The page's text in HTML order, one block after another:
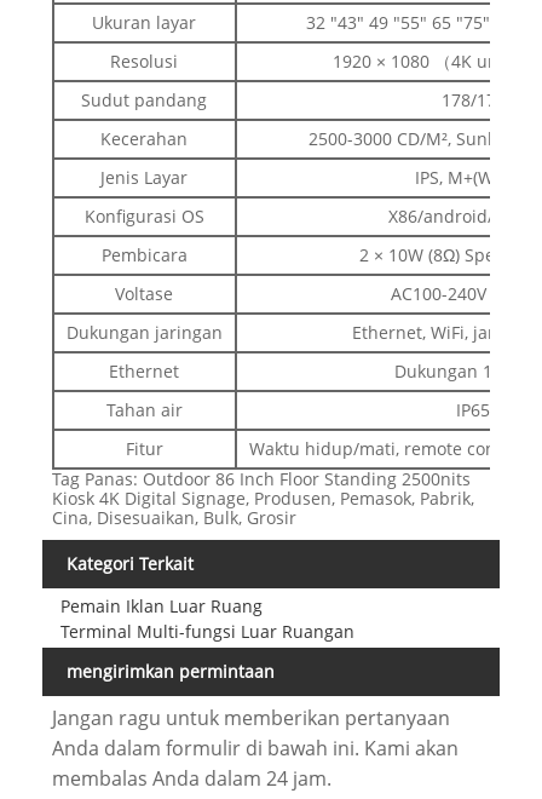
Ukuran layar
32 "43" 49 "55" 65 "75" 86
Resolusi
1920 × 1080 （4K untuk
Sudut pandang
178/178
Kecerahan
2500-3000 CD/M², Sunlight
Jenis Layar
IPS, M+(WRGB)
Konfigurasi OS
X86/android/
Pembicara
2 × 10W (8Ω) Speaker
Voltase
AC100-240V 50/
Dukungan jaringan
Ethernet, WiFi,
Ethernet
Dukungan 10/
Tahan air
IP65
Fitur
Waktu hidup/mati, remote control,
Tag Panas: Outdoor 86 Inch Floor Standing 2500nits
Kiosk 4K Digital Signage, Produsen, Pemasok, Pabrik,
Cina, Disesuaikan, Bulk, Grosir
Kategori Terkait
Pemain Iklan Luar Ruang
Terminal Multi-fungsi Luar Ruangan
mengirimkan permintaan
Jangan ragu untuk memberikan pertanyaan
Anda dalam formulir di bawah ini. Kami akan
membalas Anda dalam 24 jam.